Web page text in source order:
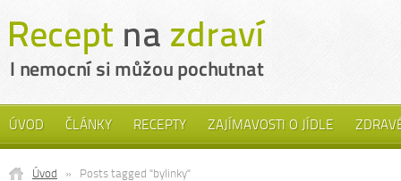
ÚVOD ČLÁNKY RECEPTY ZAJÍMAVOSTI O JÍDLE
Úvod » Posts tagged "bylinky"